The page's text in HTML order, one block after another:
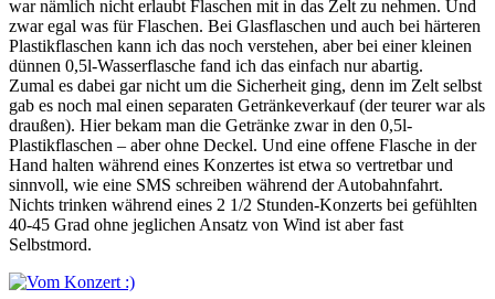
war nämlich nicht erlaubt Flaschen mit in das Zelt zu nehmen. Und
zwar egal was für Flaschen. Bei Glasflaschen und auch bei härteren
Plastikflaschen kann ich das noch verstehen, aber bei einer kleinen
dünnen 0,5l-Wasserflasche fand ich das einfach nur abartig.
Zumal es dabei gar nicht um die Sicherheit ging, denn im Zelt selbst
gab es noch mal einen separaten Getränkeverkauf (der teurer war als
draußen). Hier bekam man die Getränke zwar in den 0,5l-
Plastikflaschen – aber ohne Deckel. Und eine offene Flasche in der
Hand halten während eines Konzertes ist etwa so vertretbar und
sinnvoll, wie eine SMS schreiben während der Autobahnfahrt.
Nichts trinken während eines 2 1/2 Stunden-Konzerts bei gefühlten
40-45 Grad ohne jeglichen Ansatz von Wind ist aber fast
Selbstmord.